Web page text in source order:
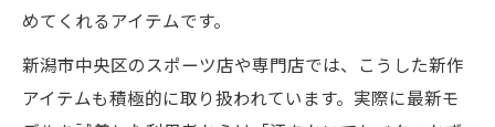
めてくれるアイテムです。
新潟市中央区のスポーツ店や専門店では、こうした新作
アイテムも積極的に取り扱われています。実際に最新モ